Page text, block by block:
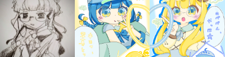
ギャラリー